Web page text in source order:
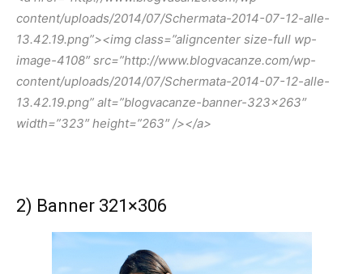
content/uploads/2014/07/Schermata-2014-07-12-alle-
13.42.19.png”><img class=”aligncenter size-full wp-
image-4108″ src=”http://www.blogvacanze.com/wp-
content/uploads/2014/07/Schermata-2014-07-12-alle-
13.42.19.png” alt=”blogvacanze-banner-323×263″
width=”323″ height=”263″ /></a>
2) Banner 321×306